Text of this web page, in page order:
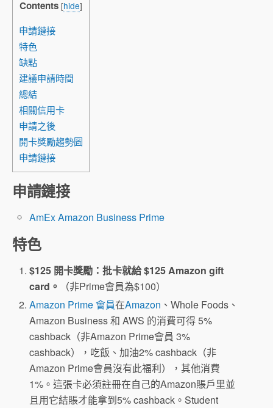
Contents [hide]
申請鏈接
特色
缺點
建議申請時間
總結
相關信用卡
申請之後
開卡獎勵趨勢圖
申請鏈接
申請鏈接
AmEx Amazon Business Prime
特色
$125 開卡獎勵：批卡就給 $125 Amazon gift
card。
（非Prime會員為$100）
Amazon Prime 會員在Amazon 、Whole Foods、
Amazon Business 和 AWS 的消費可得 5%
cashback（非Amazon Prime會員 3%
cashback），吃飯、加油2% cashback（非
Amazon Prime會員沒有此福利），其他消費
1%。這張卡必須註冊在自己的Amazon賬戶里並
且用它結賬才能拿到5% cashback。Student